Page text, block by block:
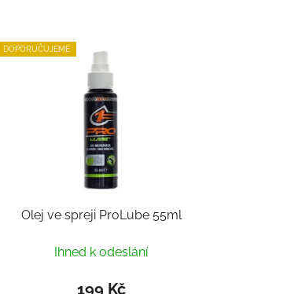
DOPORUČUJEME
Olej ve spreji ProLube 55ml
Ihned k odeslání
199 Kč